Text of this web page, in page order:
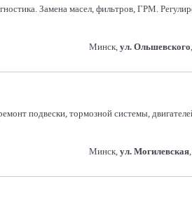
Замена масел, фильтров, ГРМ.
Минск, ул. Ольшевского
подвески, тормозной системы,
Минск, ул. Могилевская